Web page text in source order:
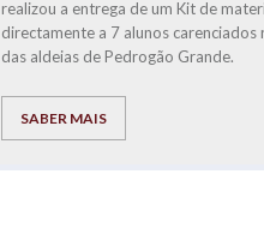
realizou a entrega de um Kit de
directamente a 7 alunos carenciados
das aldeias de Pedrogão Grande.
SABER MAIS